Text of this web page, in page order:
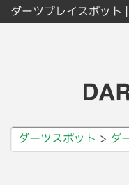
ダーツプレイスポット
ダーツスポット ダ